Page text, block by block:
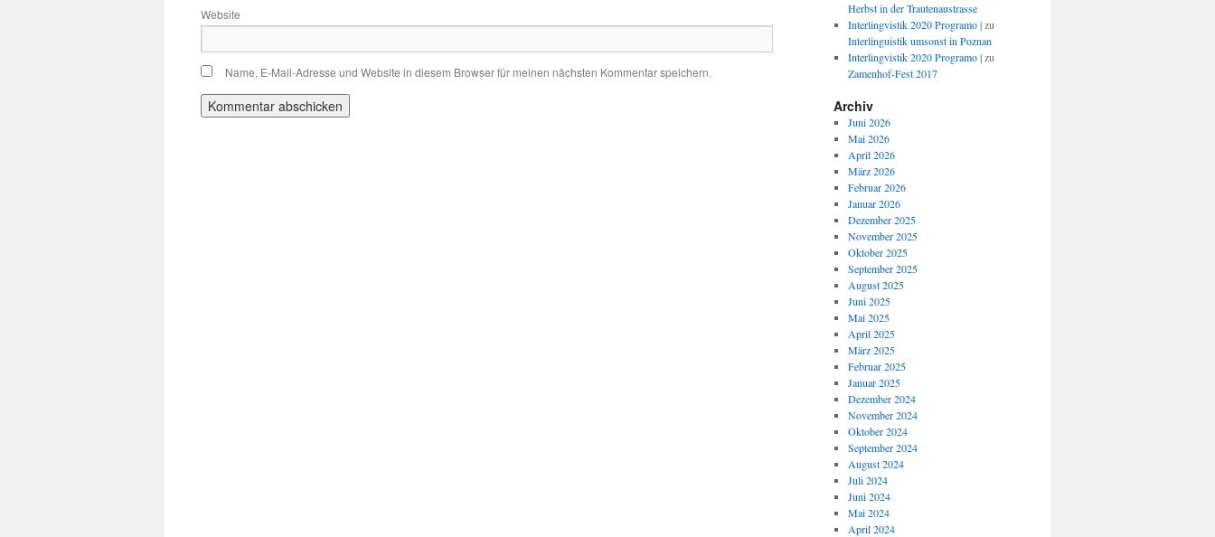
Website
Name, E-Mail-Adresse und Website in diesem Browser für meinen nächsten Kommentar speichern.
Herbst in der Trautenaustrasse
Interlingvistik 2020 Programo |zu
Interlinguistik umsonst in Poznan
Interlingvistik 2020 Programo |zu
Zamenhof-Fest 2017
Archiv
Juni 2026
Mai 2026
April 2026
März 2026
Februar 2026
Januar 2026
Dezember 2025
November 2025
Oktober 2025
September 2025
August 2025
Juni 2025
Mai 2025
April 2025
März 2025
Februar 2025
Januar 2025
Dezember 2024
November 2024
Oktober 2024
September 2024
August 2024
Juli 2024
Juni 2024
Mai 2024
April 2024